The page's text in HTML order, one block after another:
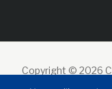
Copyright © 2026